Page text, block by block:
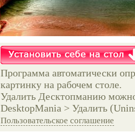
Программа автоматически
картинку на рабочем столе.
Удалить Десктопманию
DesktopMania > Удалить
Пользовательское соглашение